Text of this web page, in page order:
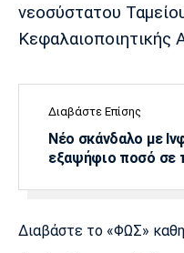
νεοσύστατου
Κεφαλαιοποιητικής
Διαβάστε Επίσης
Νέο σκάνδαλο με
εξαψήφιο ποσό σε
Διαβάστε το «ΦΩΣ»